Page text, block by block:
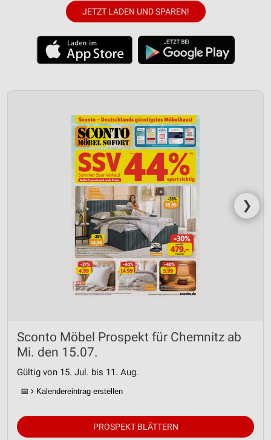
JETZT LADEN UND SPAREN!
❯
Sconto Möbel Prospekt für Chemnitz ab
Mi. den 15.07.
Gültig von 15. Jul. bis 11. Aug.
📅 Kalendereintrag erstellen
PROSPEKT BLÄTTERN